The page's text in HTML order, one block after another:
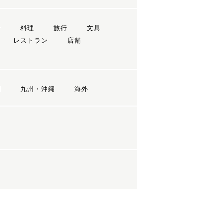
料理 旅行
文具
レストラン
店舗
九州・沖縄 海外